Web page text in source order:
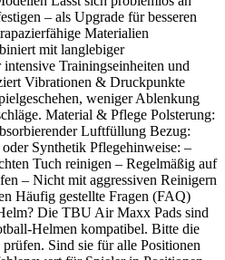
– als Upgrade für besseren
Materialien
mit langlebiger
Trainingseinheiten und
Vibrationen & Druckpunkte
weniger Ablenkung
Material & Pflege Polsterung:
Luftfüllung Bezug:
Synthetik Pflegehinweise: –
Tuch reinigen – Regelmäßig auf
– Nicht mit aggressiven Reinigern
Häufig gestellte Fragen (FAQ)
Die TBU Air Maxx Pads sind
Helmen kompatibel. Bitte die
Sind sie für alle Positionen